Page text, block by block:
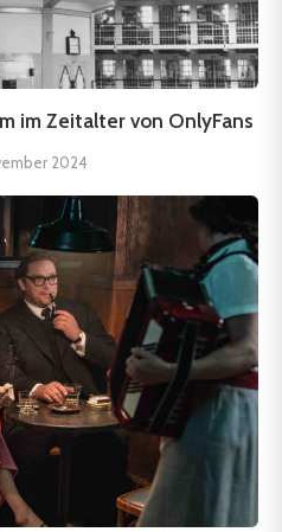
im Zeitalter von OnlyFans
2024